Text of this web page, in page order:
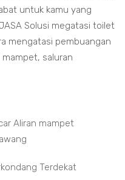
untuk kamu yang
Solusi megatasi toilet
mengatasi pembuangan
saluran
Aliran mampet
Terdekat